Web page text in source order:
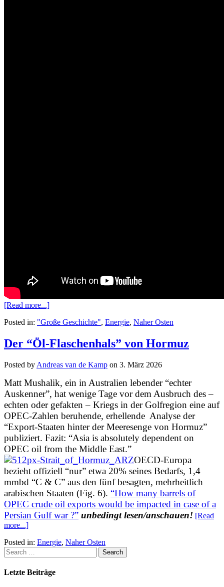
[Read more...]
Posted in: "Große Geschichte", Energie, Naher Osten
Der “Öl-Flaschenhals” von Hormuz
Posted by Andreas van de Kamp on 3. März 2026
Matt Mushalik, ein in Australien lebender “echter
Auskenner”, hat wenige Tage vor dem Ausbruch des –
echten oder gefakten – Kriegs in der Golfregion eine auf
OPEC-Zahlen beruhende, erhellende Analyse der
“Export-Staaten hinter der Meeresenge von Hormuz”
publiziert. Fazit: “Asia is absolutely dependent on
OPEC oil from the Middle East.”
OECD-Europa
bezieht offiziell “nur” etwa 20% seines Bedarfs, 1,4
mmbd “C & C” aus den fünf besagten, mehrheitlich
arabischen Staaten (Fig. 6). “How many barrels of
OPEC crude oil exports would be impacted in case of a
Persian Gulf war ?” unbedingt lesen/anschauen! [Read
more...]
Posted in: Energie, Naher Osten
Letzte Beiträge